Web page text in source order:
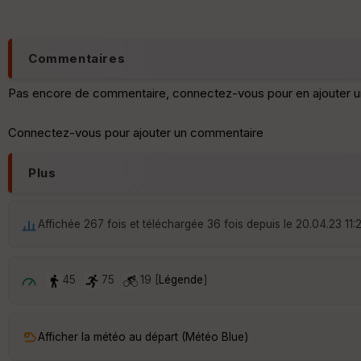
Commentaires
Pas encore de commentaire, connectez-vous pour en ajouter
Connectez-vous pour ajouter un commentaire
Plus
Affichée 267 fois et téléchargée 36 fois depuis le 20.04.23
45 75 19 [ Légende]
Afficher la météo au départ (Météo Blue)